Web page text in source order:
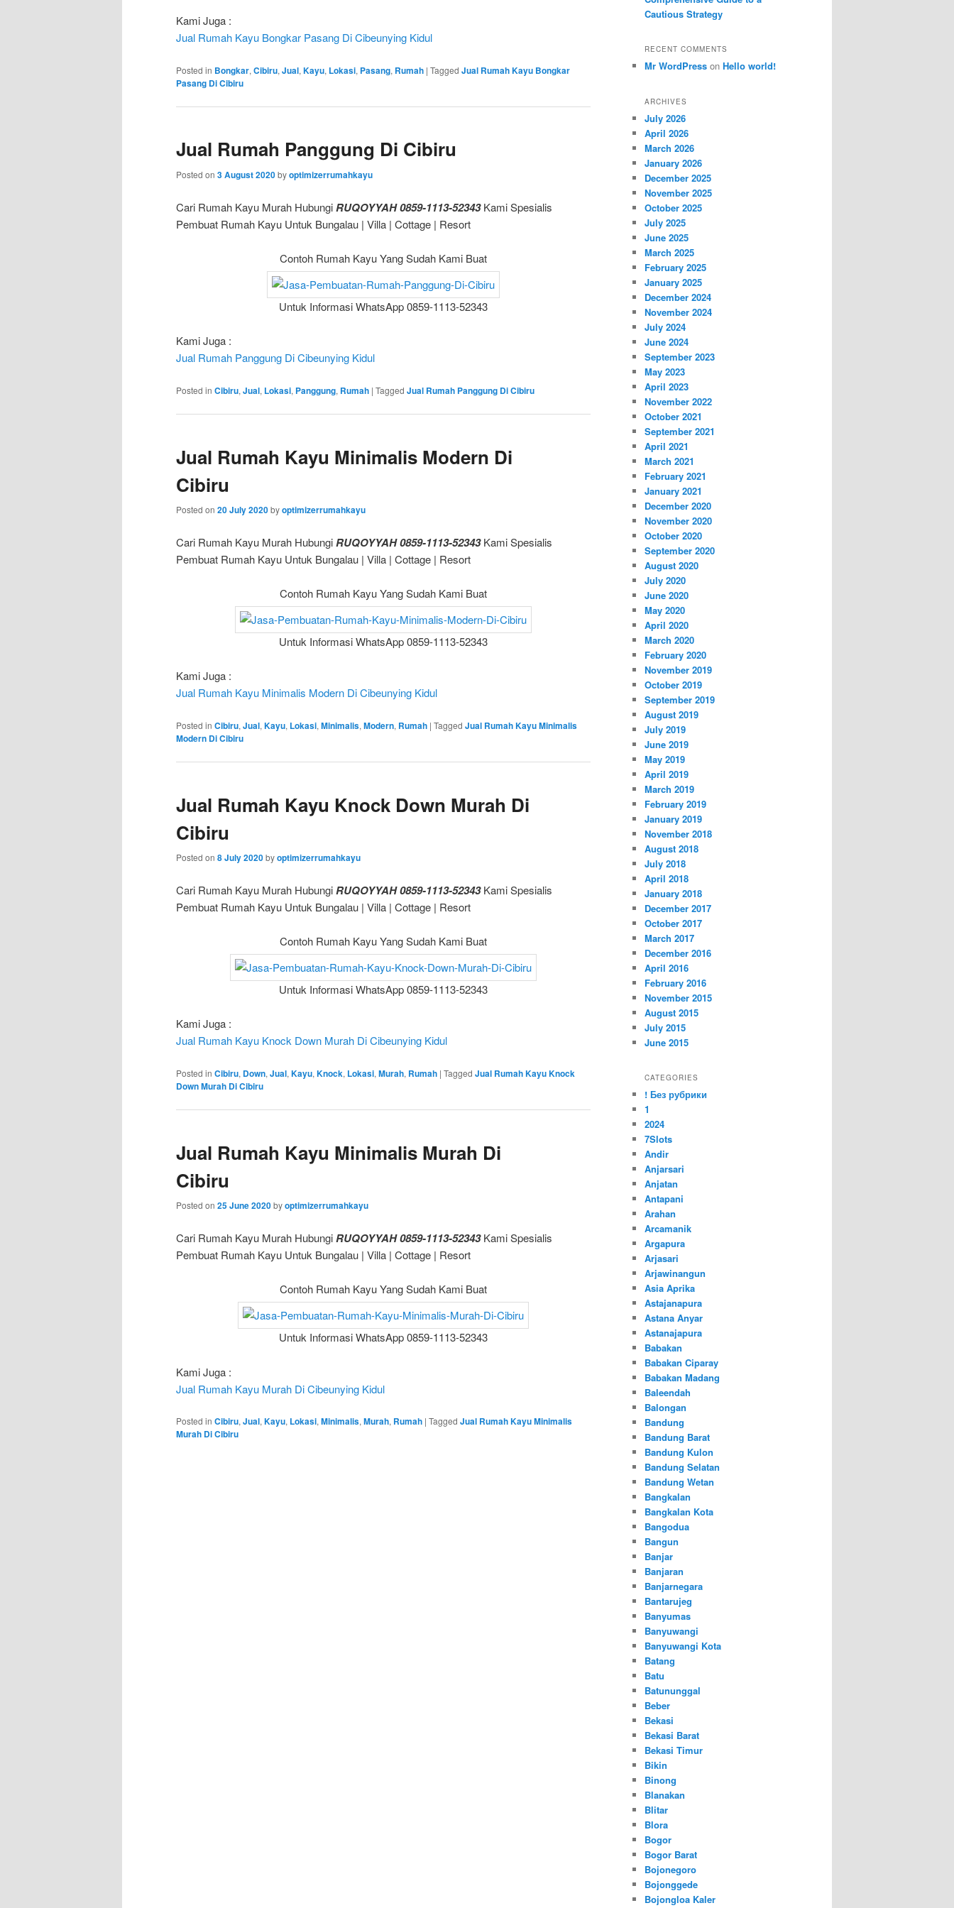
Kami Juga :
Jual Rumah Kayu Bongkar Pasang Di Cibeunying Kidul
Posted in Bongkar, Cibiru, Jual, Kayu, Lokasi, Pasang, Rumah | Tagged Jual Rumah Kayu Bongkar
Pasang Di Cibiru
Jual Rumah Panggung Di Cibiru
Posted on 3 August 2020byoptimizerrumahkayu
Cari Rumah Kayu Murah HubungiRUQOYYAH 0859-1113-52343Kami Spesialis
Pembuat Rumah Kayu Untuk Bungalau | Villa | Cottage | Resort
Contoh Rumah Kayu Yang Sudah Kami Buat
Untuk Informasi WhatsApp 0859-1113-52343
Kami Juga :
Jual Rumah Panggung Di Cibeunying Kidul
Posted in Cibiru, Jual, Lokasi, Panggung, Rumah | Tagged Jual Rumah Panggung Di Cibiru
Jual Rumah Kayu Minimalis Modern Di
Cibiru
Posted on 20 July 2020byoptimizerrumahkayu
Cari Rumah Kayu Murah HubungiRUQOYYAH 0859-1113-52343Kami Spesialis
Pembuat Rumah Kayu Untuk Bungalau | Villa | Cottage | Resort
Contoh Rumah Kayu Yang Sudah Kami Buat
Untuk Informasi WhatsApp 0859-1113-52343
Kami Juga :
Jual Rumah Kayu Minimalis Modern Di Cibeunying Kidul
Posted in Cibiru, Jual, Kayu, Lokasi, Minimalis, Modern, Rumah | Tagged Jual Rumah Kayu Minimalis
Modern Di Cibiru
Jual Rumah Kayu Knock Down Murah Di
Cibiru
Posted on 8 July 2020byoptimizerrumahkayu
Cari Rumah Kayu Murah HubungiRUQOYYAH 0859-1113-52343Kami Spesialis
Pembuat Rumah Kayu Untuk Bungalau | Villa | Cottage | Resort
Contoh Rumah Kayu Yang Sudah Kami Buat
Untuk Informasi WhatsApp 0859-1113-52343
Kami Juga :
Jual Rumah Kayu Knock Down Murah Di Cibeunying Kidul
Posted in Cibiru, Down, Jual, Kayu, Knock, Lokasi, Murah, Rumah | Tagged Jual Rumah Kayu Knock
Down Murah Di Cibiru
Jual Rumah Kayu Minimalis Murah Di
Cibiru
Posted on 25 June 2020byoptimizerrumahkayu
Cari Rumah Kayu Murah HubungiRUQOYYAH 0859-1113-52343 Kami Spesialis
Pembuat Rumah Kayu Untuk Bungalau | Villa | Cottage | Resort
Contoh Rumah Kayu Yang Sudah Kami Buat
Untuk Informasi WhatsApp 0859-1113-52343
Kami Juga :
Jual Rumah Kayu Murah Di Cibeunying Kidul
Posted in Cibiru, Jual, Kayu, Lokasi, Minimalis, Murah, Rumah | Tagged Jual Rumah Kayu Minimalis
Murah Di Cibiru
Cautious Strategy
RECENT COMMENTS
Mr WordPress on Hello world!
ARCHIVES
July 2026
April 2026
March 2026
January 2026
December 2025
November 2025
October 2025
July 2025
June 2025
March 2025
February 2025
January 2025
December 2024
November 2024
July 2024
June 2024
September 2023
May 2023
April 2023
November 2022
October 2021
September 2021
April 2021
March 2021
February 2021
January 2021
December 2020
November 2020
October 2020
September 2020
August 2020
July 2020
June 2020
May 2020
April 2020
March 2020
February 2020
November 2019
October 2019
September 2019
August 2019
July 2019
June 2019
May 2019
April 2019
March 2019
February 2019
January 2019
November 2018
August 2018
July 2018
April 2018
January 2018
December 2017
October 2017
March 2017
December 2016
April 2016
February 2016
November 2015
August 2015
July 2015
June 2015
CATEGORIES
! Без рубрики
1
2024
7Slots
Andir
Anjarsari
Anjatan
Antapani
Arahan
Arcamanik
Argapura
Arjasari
Arjawinangun
Asia Aprika
Astajanapura
Astana Anyar
Astanajapura
Babakan
Babakan Ciparay
Babakan Madang
Baleendah
Balongan
Bandung
Bandung Barat
Bandung Kulon
Bandung Selatan
Bandung Wetan
Bangkalan
Bangkalan Kota
Bangodua
Bangun
Banjar
Banjaran
Banjarnegara
Bantarujeg
Banyumas
Banyuwangi
Banyuwangi Kota
Batang
Batu
Batununggal
Beber
Bekasi
Bekasi Barat
Bekasi Timur
Bikin
Binong
Blanakan
Blitar
Blora
Bogor
Bogor Barat
Bojonegoro
Bojonggede
Bojongloa Kaler